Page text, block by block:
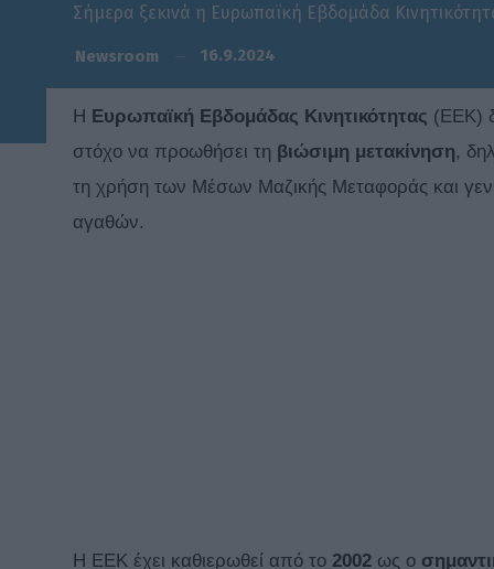
Σήμερα ξεκινά η Ευρωπαϊκή Εβδομάδα
Newsroom 16.9.2024
Η Ευρωπαϊκή Εβδομάδας Κινητικότητας (ΕΕΚ)
στόχο να προωθήσει τη βιώσιμη μετακίνηση,
τη χρήση των Μέσων Μαζικής Μεταφοράς και
αγαθών.
Η ΕΕΚ έχει καθιερωθεί από το 2002 ως ο